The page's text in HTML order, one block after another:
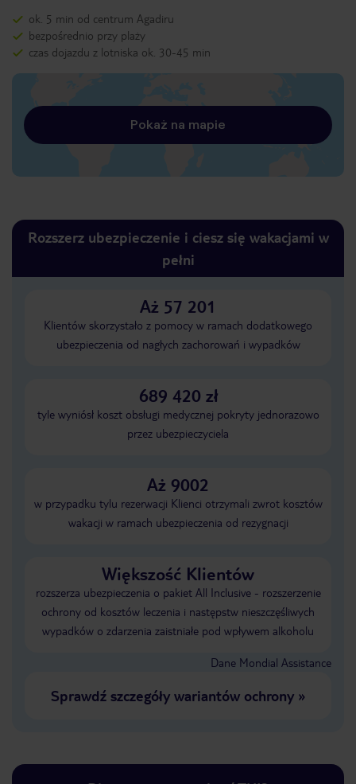
ok. 5 min od centrum Agadiru
bezpośrednio przy plaży
czas dojazdu z lotniska ok. 30-45 min
Pokaż na mapie
Rozszerz ubezpieczenie i ciesz się wakacjami w
pełni
Aż 57 201
Klientów skorzystało z pomocy w ramach dodatkowego
ubezpieczenia od nagłych zachorowań i wypadków
689 420 zł
tyle wyniósł koszt obsługi medycznej pokryty jednorazowo
przez ubezpieczyciela
Aż 9002
w przypadku tylu rezerwacji Klienci otrzymali zwrot kosztów
wakacji w ramach ubezpieczenia od rezygnacji
Większość Klientów
rozszerza ubezpieczenia o pakiet All Inclusive - rozszerzenie
ochrony od kosztów leczenia i następstw nieszczęśliwych
wypadków o zdarzenia zaistniałe pod wpływem alkoholu
Dane Mondial Assistance
Sprawdź szczegóły wariantów ochrony»